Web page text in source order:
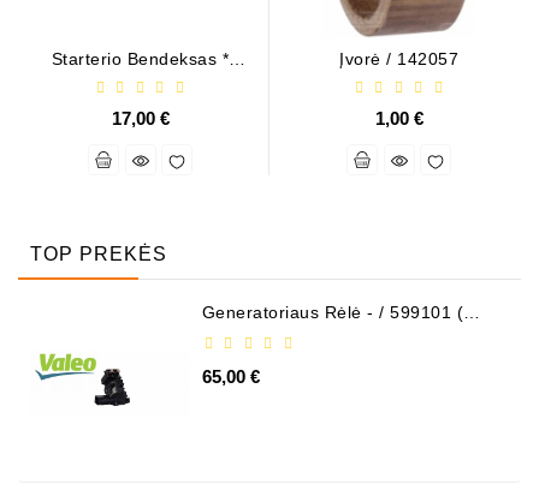
Starterio Bendeksas *
M191T95671
17,00 €
Įvorė / 142057
1,00 €
TOP PREKĖS
Generatoriaus Rėlė - / 599101 (
65,00 €